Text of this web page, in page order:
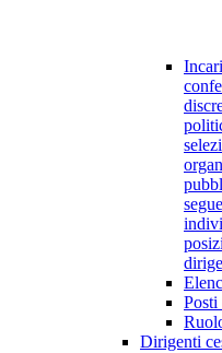
Dirigenti